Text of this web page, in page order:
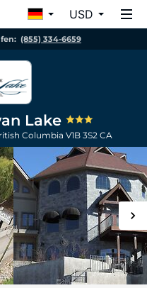
USD
(855) 334-6659
Lake
Columbia V1B 3S2 CA